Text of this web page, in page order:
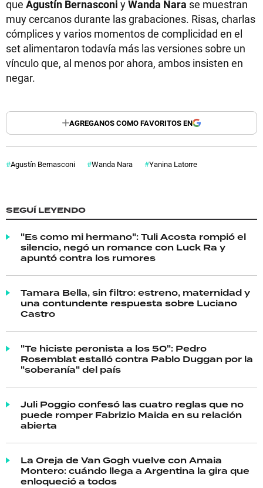
que Agustín Bernasconi yWanda Nara se muestran
muy cercanos durante las grabaciones. Risas, charlas
cómplices y varios momentos de complicidad en el
set alimentaron todavía más las versiones sobre un
vínculo que, al menos por ahora, ambos insisten en
negar.
AGREGANOS COMO FAVORITOS EN
Agustín Bernasconi Wanda Nara Yanina Latorre
SEGUÍ LEYENDO
"Es como mi hermano": Tuli Acosta rompió el
silencio, negó un romance con Luck Ra y
apuntó contra los rumores
Tamara Bella, sin filtro: estreno, maternidad y
una contundente respuesta sobre Luciano
Castro
"Te hiciste peronista a los 50": Pedro
Rosemblat estalló contra Pablo Duggan por la
"soberanía" del país
Juli Poggio confesó las cuatro reglas que no
puede romper Fabrizio Maida en su relación
abierta
La Oreja de Van Gogh vuelve con Amaia
Montero: cuándo llega a Argentina la gira que
enloqueció a todos